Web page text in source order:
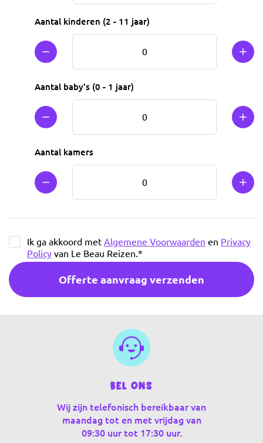
Aantal kinderen (2 - 11 jaar)
Min 1 Plus
Aantal baby's (0 - 1 jaar)
Min 1 Plus
Aantal kamers
Min 1 Plus
Ik ga akkoord met Algemene Voorwaarden en Privacy
Policy van Le Beau Reizen.*
Offerte aanvraag verzenden
Bel ons
Wij zijn telefonisch bereikbaar van
maandag tot en met vrijdag van
09:30 uur tot 17:30 uur.